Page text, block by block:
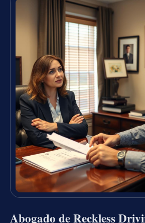
Abogado de Reckless